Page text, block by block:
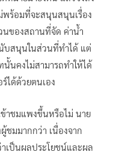
พร้อมที่จะสนุนสนุนเรื่อง
ของสถานที่จัด ค่าน้ำ
นับสนุนในส่วนที่ทำได้ แต่
นคงไม่สามารถทำให้ได้
ได้ด้วยตนเอง
าชมแพงขึ้นหรือไม่ นาย
มมากกว่า เนื่องจาก
เป็นผลประโยชน์และผล